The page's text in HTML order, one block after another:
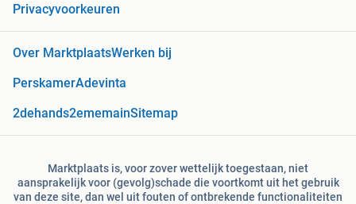
Privacyvoorkeuren
Over MarktplaatsWerken bij
PerskamerAdevinta
2dehands2ememainSitemap
Marktplaats is, voor zover wettelijk toegestaan, niet
aansprakelijk voor (gevolg)schade die voortkomt uit het gebruik
van deze site, dan wel uit fouten of ontbrekende functionaliteiten